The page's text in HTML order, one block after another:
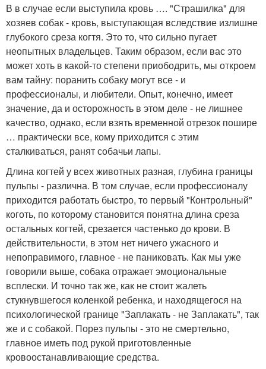
В в случае если выступила кровь …. "Страшилка" для
хозяев собак - кровь, выступающая вследствие излишне
глубокого среза когтя. Это то, что сильно пугает
неопытных владельцев. Таким образом, если вас это
может хоть в какой-то степени приободрить, мы откроем
вам тайну: поранить собаку могут все - и
профессионалы, и любители. Опыт, конечно, имеет
значение, да и осторожность в этом деле - не лишнее
качество, однако, если взять временной отрезок пошире
… практически все, кому приходится с этим
сталкиваться, ранят собачьи лапы.
Длина когтей у всех животных разная, глубина границы
пульпы - различна. В том случае, если профессионалу
приходится работать быстро, то первый "Контрольный"
коготь, по которому становится понятна длина среза
остальных когтей, срезается частенько до крови. В
действительности, в этом нет ничего ужасного и
непоправимого, главное - не паниковать. Как мы уже
говорили выше, собака отражает эмоциональные
всплески. И точно так же, как не стоит жалеть
стукнувшегося коленкой ребенка, и находящегося на
психологической границе "Заплакать - не Заплакать", так
же и с собакой. Порез пульпы - это не смертельно,
главное иметь под рукой приготовленные
кровоостанавливающие средства.